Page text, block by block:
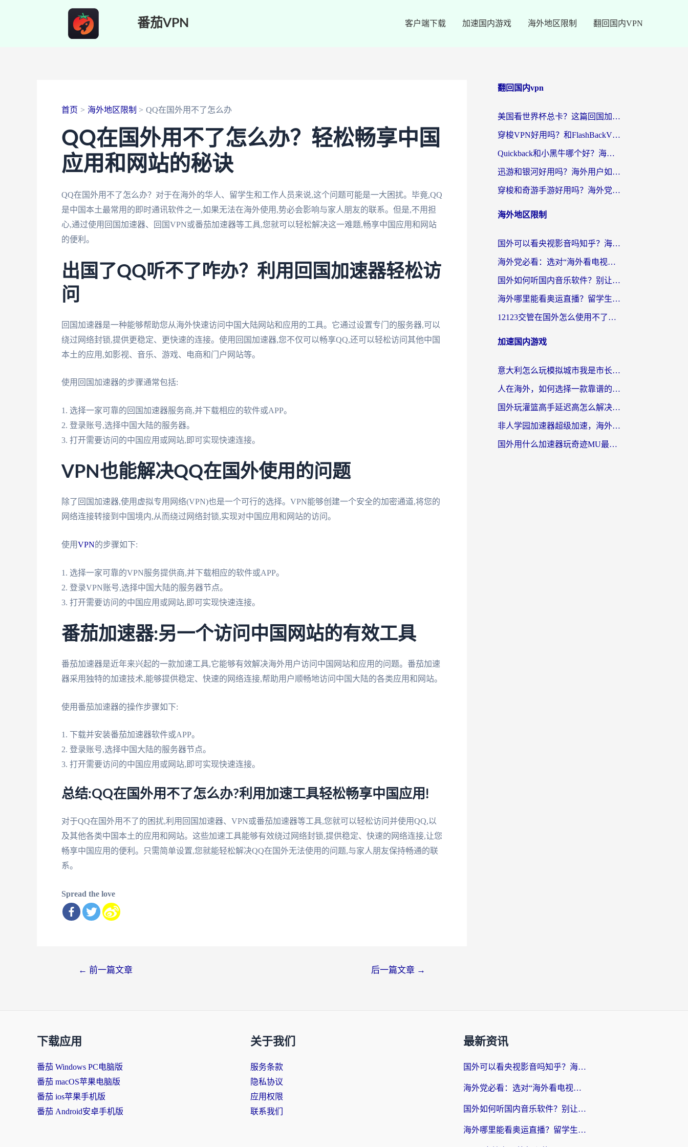
番茄VPN 客户端下载 加速国内游戏 海外地区限制 翻回国内VPN
首页 海外地区限制 QQ在国外用不了怎么办
QQ在国外用不了怎么办？轻松畅享中国
应用和网站的秘诀
QQ在国外用不了怎么办？对于在海外的华人、留学生和工作人员来说,这个问题可能是一大困扰。毕竟,QQ
是中国本土最常用的即时通讯软件之一,如果无法在海外使用,势必会影响与家人朋友的联系。但是,不用担
心,通过使用回国加速器、回国VPN或番茄加速器等工具,您就可以轻松解决这一难题,畅享中国应用和网站
的便利。
出国了QQ听不了咋办？利用回国加速器轻松访
问
回国加速器是一种能够帮助您从海外快速访问中国大陆网站和应用的工具。它通过设置专门的服务器,可以
绕过网络封锁,提供更稳定、更快速的连接。使用回国加速器,您不仅可以畅享QQ,还可以轻松访问其他中国
本土的应用,如影视、音乐、游戏、电商和门户网站等。
使用回国加速器的步骤通常包括:
1. 选择一家可靠的回国加速器服务商,并下载相应的软件或APP。
2. 登录账号,选择中国大陆的服务器。
3. 打开需要访问的中国应用或网站,即可实现快速连接。
VPN也能解决QQ在国外使用的问题
除了回国加速器,使用虚拟专用网络(VPN)也是一个可行的选择。VPN能够创建一个安全的加密通道,将您的
网络连接转接到中国境内,从而绕过网络封锁,实现对中国应用和网站的访问。
使用VPN的步骤如下:
1. 选择一家可靠的VPN服务提供商,并下载相应的软件或APP。
2. 登录VPN账号,选择中国大陆的服务器节点。
3. 打开需要访问的中国应用或网站,即可实现快速连接。
番茄加速器:另一个访问中国网站的有效工具
番茄加速器是近年来兴起的一款加速工具,它能够有效解决海外用户访问中国网站和应用的问题。番茄加速
器采用独特的加速技术,能够提供稳定、快速的网络连接,帮助用户顺畅地访问中国大陆的各类应用和网站。
使用番茄加速器的操作步骤如下:
1. 下载并安装番茄加速器软件或APP。
2. 登录账号,选择中国大陆的服务器节点。
3. 打开需要访问的中国应用或网站,即可实现快速连接。
总结:QQ在国外用不了怎么办?利用加速工具轻松畅享中国应用!
对于QQ在国外用不了的困扰,利用回国加速器、VPN或番茄加速器等工具,您就可以轻松访问并使用QQ,以
及其他各类中国本土的应用和网站。这些加速工具能够有效绕过网络封锁,提供稳定、快速的网络连接,让您
畅享中国应用的便利。只需简单设置,您就能轻松解决QQ在国外无法使用的问题,与家人朋友保持畅通的联
系。
Spread the love
← 前一篇文章 后一篇文章 →
翻回国内vpn
美国看世界杯总卡？这篇回国加速器指南帮你无缝刷国内资源（附苹果手机VPN设置步骤）
穿梭VPN好用吗？和FlashBackVPN对比哪个回国效果更好？
Quickback和小黑牛哪个好？海外党亲测指南，选对回国加速器秒回国内
迅游和银河好用吗？海外用户如何选择回国加速器实现无缝访问国内资源
穿梭和奇游手游好用吗？海外党亲测3款回国加速器，附蜜蜂加速器七天试用攻略
海外地区限制
国外可以看央视影音吗知乎？海外党亲测有效的回国加速方案
海外党必看：选对“海外看电视剧软件”，再也不用愁国内剧刷不了
国外如何听国内音乐软件？别让地域限制，断了你的中文歌单
海外哪里能看奥运直播？留学生&海外华人必看的体育赛事观赛终极指南
12123交管在国外怎么使用不了？海外华人必看的无缝访问国内资源指南
加速国内游戏
意大利怎么玩模拟城市我是市长？海外党国服游戏加速终极攻略（附三国3量子特攻解决办法）
人在海外，如何选择一款靠谱的玩剑灵2加速器？
国外玩灌篮高手延迟高怎么解决？海外玩家国服游戏加速终极指南
非人学园加速器超级加速，海外玩家重返国服的通行证
国外用什么加速器玩奇迹MU最好？2026海外玩家国服游戏加速全攻略
下载应用
番茄 Windows PC电脑版
番茄 macOS苹果电脑版
番茄 ios苹果手机版
番茄 Android安卓手机版
关于我们
服务条款
隐私协议
应用权限
联系我们
最新资讯
国外可以看央视影音吗知乎？海外党亲测有效的回国加速方案
海外党必看：选对“海外看电视剧软件”，再也不用愁国内剧刷不了
国外如何听国内音乐软件？别让地域限制，断了你的中文歌单
海外哪里能看奥运直播？留学生&海外华人必看的体育赛事观赛终极指南